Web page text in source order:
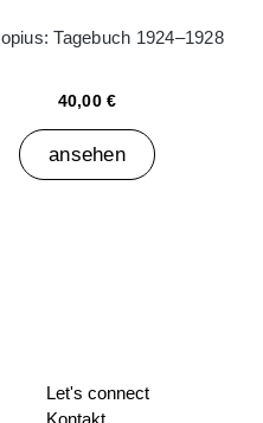
Tagebuch 1924–1928
40,00 €
ansehen
Let's connect